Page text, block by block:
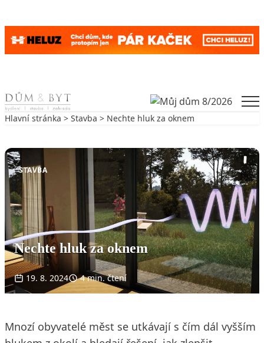
Skip to content
Hlavní stránka > Stavba > Nechte hluk za oknem
STAVBA
Nechte hluk za oknem
19. 8. 2024 4 min. čtení
Mnozí obyvatelé měst se utkávají s čím dál vyšším